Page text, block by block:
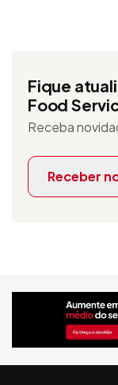
Fique
Food
Receba
Receber